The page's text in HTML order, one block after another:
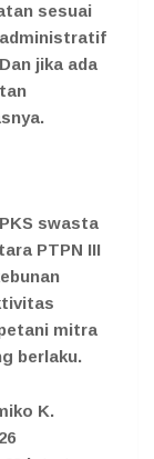
sesuai
jika ada
swasta
PTPN III
mitra
berlaku.
K.